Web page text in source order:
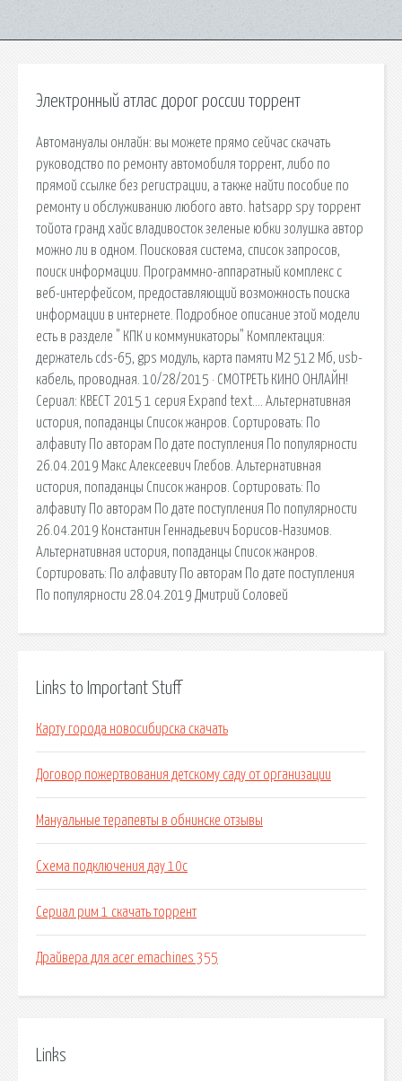
Электронный атлас дорог россии торрент
Автомануалы онлайн: вы можете прямо сейчас скачать
руководство по ремонту автомобиля торрент, либо по
прямой ссылке без регистрации, а также найти пособие по
ремонту и обслуживанию любого авто. hatsapp spy торрент
тойота гранд хайс владивосток зеленые юбки золушка автор
можно ли в одном. Поисковая сиcтема, список запросов,
поиск информации. Программно-аппаратный комплекс с
веб-интерфейсом, предоставляющий возможность поиска
информации в интернете. Подробное описание этой модели
есть в разделе " КПК и коммуникаторы" Комплектация:
держатель cds-65, gps модуль, карта памяти М2 512 Мб, usb-
кабель, проводная. 10/28/2015 · СМОТРЕТЬ КИНО ОНЛАЙН!
Сериал: КВЕСТ 2015 1 серия Expand text…. Альтернативная
история, попаданцы Список жанров. Сортировать: По
алфавиту По авторам По дате поступления По популярности
26.04.2019 Макс Алексеевич Глебов. Альтернативная
история, попаданцы Список жанров. Сортировать: По
алфавиту По авторам По дате поступления По популярности
26.04.2019 Константин Геннадьевич Борисов-Назимов.
Альтернативная история, попаданцы Список жанров.
Сортировать: По алфавиту По авторам По дате поступления
По популярности 28.04.2019 Дмитрий Соловей
Links to Important Stuff
Карту города новосибирска скачать
Договор пожертвования детскому саду от организации
Мануальные терапевты в обнинске отзывы
Схема подключения дау 10с
Сериал рим 1 скачать торрент
Драйвера для acer emachines 355
Links